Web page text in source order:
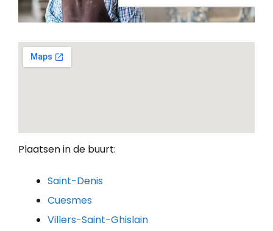
Plaatsen in de buurt:
Saint-Denis
Cuesmes
Villers-Saint-Ghislain